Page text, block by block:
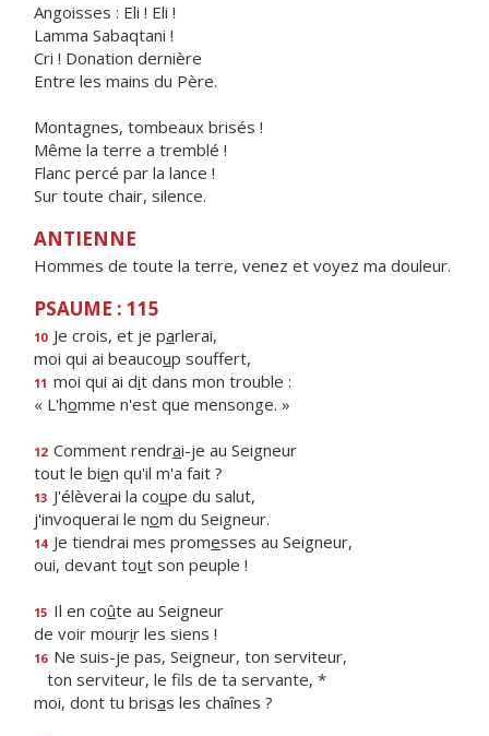
Angoisses : Eli ! Eli !
Lamma Sabaqtani !
Cri ! Donation dernière
Entre les mains du Père.
Montagnes, tombeaux brisés !
Même la terre a tremblé !
Flanc percé par la lance !
Sur toute chair, silence.
ANTIENNE
Hommes de toute la terre, venez et voyez ma douleur.
PSAUME : 115
10 Je crois, et je parlerai,
moi qui ai beaucoup souffert,
11 moi qui ai dit dans mon trouble :
« L'homme n'est que mensonge. »
12 Comment rendrai-je au Seigneur
tout le bien qu'il m'a fait ?
13 J'élèverai la coupe du salut,
j'invoquerai le nom du Seigneur.
14 Je tiendrai mes promesses au Seigneur,
oui, devant tout son peuple !
15 Il en coûte au Seigneur
de voir mourir les siens !
16 Ne suis-je pas, Seigneur, ton serviteur,
ton serviteur, le fls de ta servante, *
moi, dont tu brisas les chaînes ?